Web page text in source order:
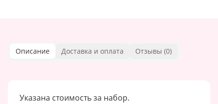
Описание Доставка и оплата Отзывы (0)
Указана стоимость за набор.